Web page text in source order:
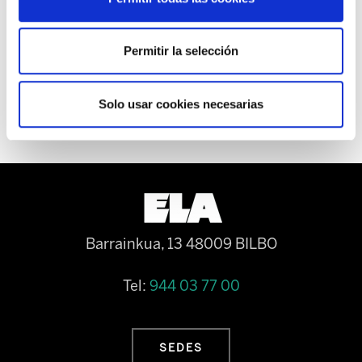
Permitir la selección
Solo usar cookies necesarias
respuesta a las necesidades de la Sociedad.
En Euskal Herria el 8 de Agosto de 2014
Barrainkua, 13 48009 BILBO
Tel: 944 03 77 00
SEDES